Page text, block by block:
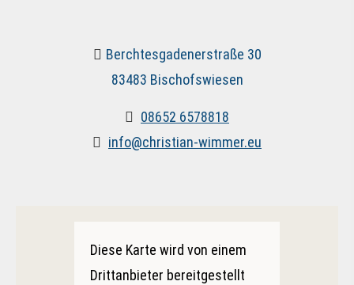
Berchtesgadenerstraße 30
83483 Bischofswiesen
08652 6578818
info@christian-wimmer.eu
Diese Karte wird von einem
Drittanbieter bereitgestellt